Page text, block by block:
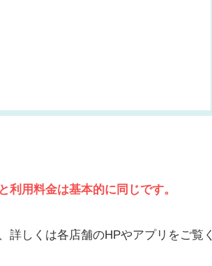
用料金は基本的に同じです。
詳しくは各店舗のHPやアプリをご覧く